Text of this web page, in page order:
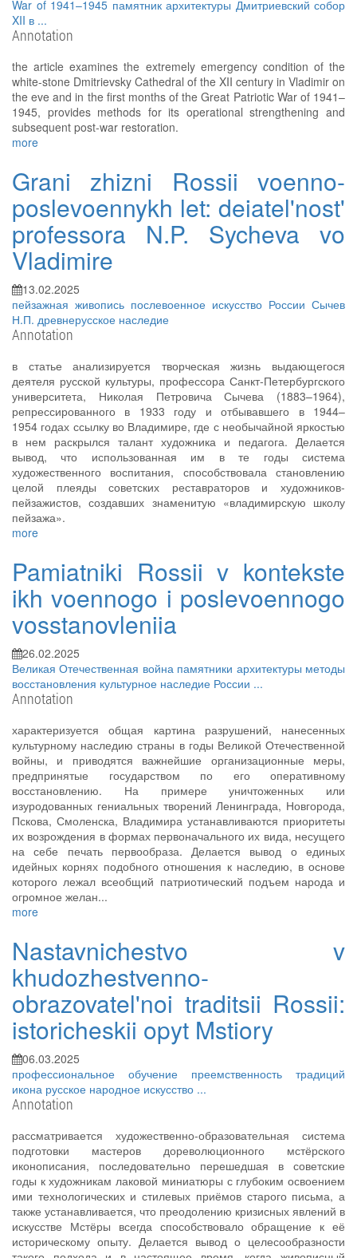
War of 1941–1945 памятник архитектуры Дмитриевский собор
XII в ...
Annotation
the article examines the extremely emergency condition of the
white-stone Dmitrievsky Cathedral of the XII century in Vladimir on
the eve and in the first months of the Great Patriotic War of 1941–
1945, provides methods for its operational strengthening and
subsequent post-war restoration.
more
Grani zhizni Rossii voenno-
poslevoennykh let: deiatel'nost'
professora N.P. Sycheva vo
Vladimire
13.02.2025
пейзажная живопись послевоенное искусство России Сычев
Н.П. древнерусское наследие
Annotation
в статье анализируется творческая жизнь выдающегося
деятеля русской культуры, профессора Санкт-Петербургского
университета, Николая Петровича Сычева (1883–1964),
репрессированного в 1933 году и отбывавшего в 1944–
1954 годах ссылку во Владимире, где с необычайной яркостью
в нем раскрылся талант художника и педагога. Делается
вывод, что использованная им в те годы система
художественного воспитания, способствовала становлению
целой плеяды советских реставраторов и художников-
пейзажистов, создавших знаменитую «владимирскую школу
пейзажа».
more
Pamiatniki Rossii v kontekste
ikh voennogo i poslevoennogo
vosstanovleniia
26.02.2025
Великая Отечественная война памятники архитектуры методы
восстановления культурное наследие России ...
Annotation
характеризуется общая картина разрушений, нанесенных
культурному наследию страны в годы Великой Отечественной
войны, и приводятся важнейшие организационные меры,
предпринятые государством по его оперативному
восстановлению. На примере уничтоженных или
изуродованных гениальных творений Ленинграда, Новгорода,
Пскова, Смоленска, Владимира устанавливаются приоритеты
их возрождения в формах первоначального их вида, несущего
на себе печать первообраза. Делается вывод о единых
идейных корнях подобного отношения к наследию, в основе
которого лежал всеобщий патриотический подъем народа и
огромное желан...
more
Nastavnichestvo v
khudozhestvenno-
obrazovatel'noi traditsii Rossii:
istoricheskii opyt Mstiory
06.03.2025
профессиональное обучение преемственность традиций
икона русское народное искусство ...
Annotation
рассматривается художественно-образовательная система
подготовки мастеров дореволюционного мстёрского
иконописания, последовательно перешедшая в советские
годы к художникам лаковой миниатюры с глубоким освоением
ими технологических и стилевых приёмов старого письма, а
также устанавливается, что преодолению кризисных явлений в
искусстве Мстёры всегда способствовало обращение к её
историческому опыту. Делается вывод о целесообразности